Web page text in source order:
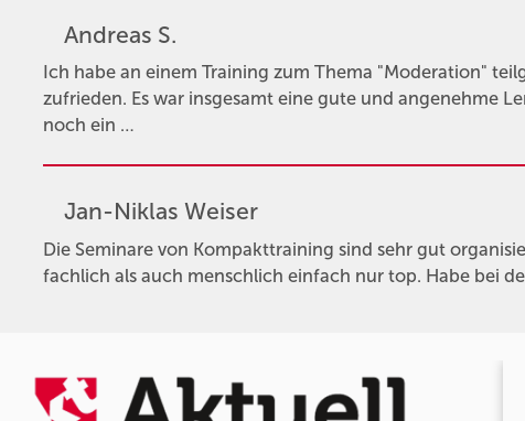
Andreas S.
Ich habe an einem Training zum Thema "Moderation"
zufrieden. Es war insgesamt eine gute und angenehme
noch ein …
Jan-Niklas Weiser
Die Seminare von Kompakttraining sind sehr gut
fachlich als auch menschlich einfach nur top. Habe bei